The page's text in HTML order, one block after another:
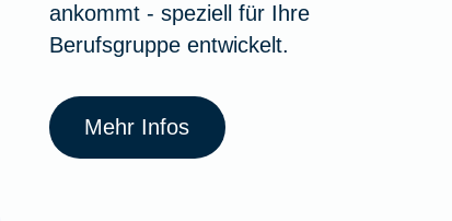
ankommt - speziell für Ihre
Berufsgruppe entwickelt.
Mehr Infos